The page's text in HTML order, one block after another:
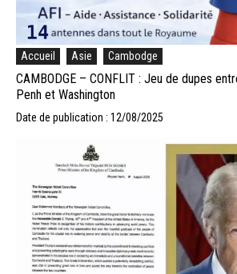
Accueil Asie Cambodge
CAMBODGE – CONFLIT : Jeu de dupes
Penh et Washington
Date de publication : 12/08/2025